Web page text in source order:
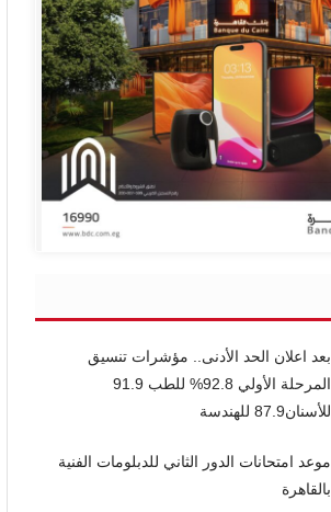
بعد اعلان الحد الأدنى.. مؤشرات تنسيق
المرحلة الأولي 92.8% للطب 91.9
للأسنان87.9 للهندسة
موعد امتحانات الدور الثاني للدبلومات الفنية
بالقاهرة